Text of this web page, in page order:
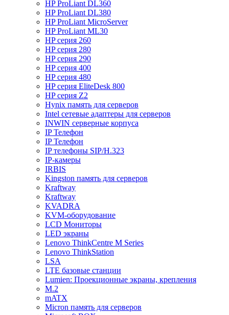
HP ProLiant DL360
HP ProLiant DL380
HP ProLiant MicroServer
HP ProLiant ML30
HP серия 260
HP серия 280
HP серия 290
HP серия 400
HP серия 480
HP серия EliteDesk 800
HP серия Z2
Hynix память для серверов
Intel сетевые адаптеры для серверов
INWIN серверные корпуса
IP Телефон
IP Телефон
IP телефоны SIP/H.323
IP-камеры
IRBIS
Kingston память для серверов
Kraftway
Kraftway
KVADRA
KVM-оборудование
LCD Мониторы
LED экраны
Lenovo ThinkCentre M Series
Lenovo ThinkStation
LSA
LTE базовые станции
Lumien: Проекционные экраны, крепления
M.2
mATX
Micron память для серверов